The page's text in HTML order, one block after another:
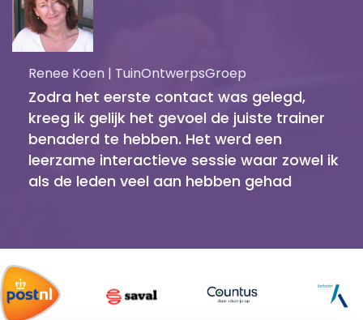
Renee Koen | TuinOntwerpsGroep
Zodra het eerste contact was gelegd,
kreeg ik gelijk het gevoel de juiste trainer
benaderd te hebben. Het werd een
leerzame interactieve sessie waar zowel ik
als de leden veel aan hebben gehad